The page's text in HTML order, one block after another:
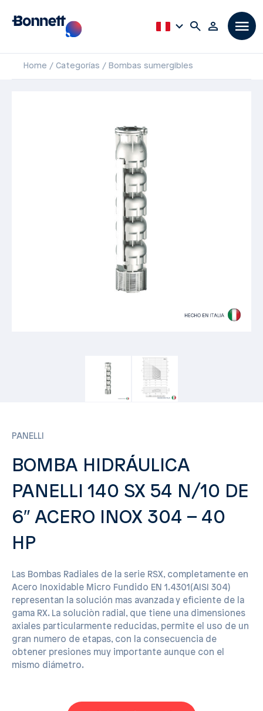
Home Categorías Bombas sumergibles
PANELLI
BOMBA HIDRÁULICA
PANELLI 140 SX 54 N/10 DE
6″ ACERO INOX 304 – 40
HP
Las Bombas Radiales de la serie RSX, completamente en
Acero Inoxidable Micro Fundido EN 1.4301(AISI 304)
representan la solución mas avanzada y eficiente de la
gama RX. La soluciòn radial, que tiene una dimensiones
axiales particularmente reducidas, permite el uso de un
gran numero de etapas, con la consecuencia de
obtener presiones muy importante aunque con el
mismo diámetro.